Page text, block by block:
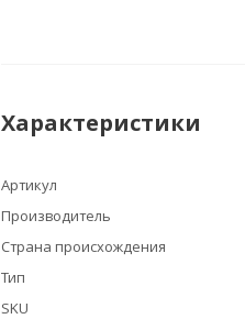
Характеристики
Артикул
Производитель
Страна происхождения
Тип
SKU